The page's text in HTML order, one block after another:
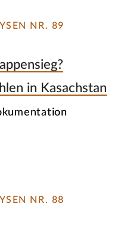
NR. 89
in Kasachstan
NR. 88